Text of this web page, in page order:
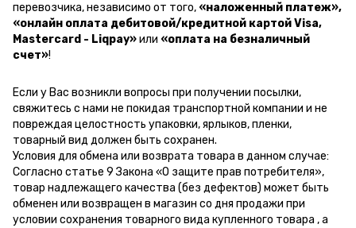
перевозчика, независимо от того, «наложенный платеж»,
«онлайн оплата дебитовой/кредитной картой Visa,
Mastercard - Liqpay»или «оплата на безналичный
счет»!
Если у Вас возникли вопросы при получении посылки,
свяжитесь с нами не покидая транспортной компании и не
повреждая целостность упаковки, ярлыков, пленки,
товарный вид должен быть сохранен.
Условия для обмена или возврата товара в данном случае:
Согласно статье 9 Закона «О защите прав потребителя»,
товар надлежащего качества (без дефектов) может быть
обменен или возвращен в магазин со дня продажи при
условии сохранения товарного вида купленного товара , а